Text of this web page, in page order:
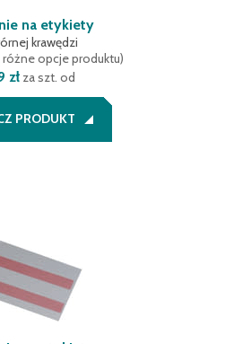
na etykiety
krawędzi
opcje produktu)
zł za szt. od
PRODUKT